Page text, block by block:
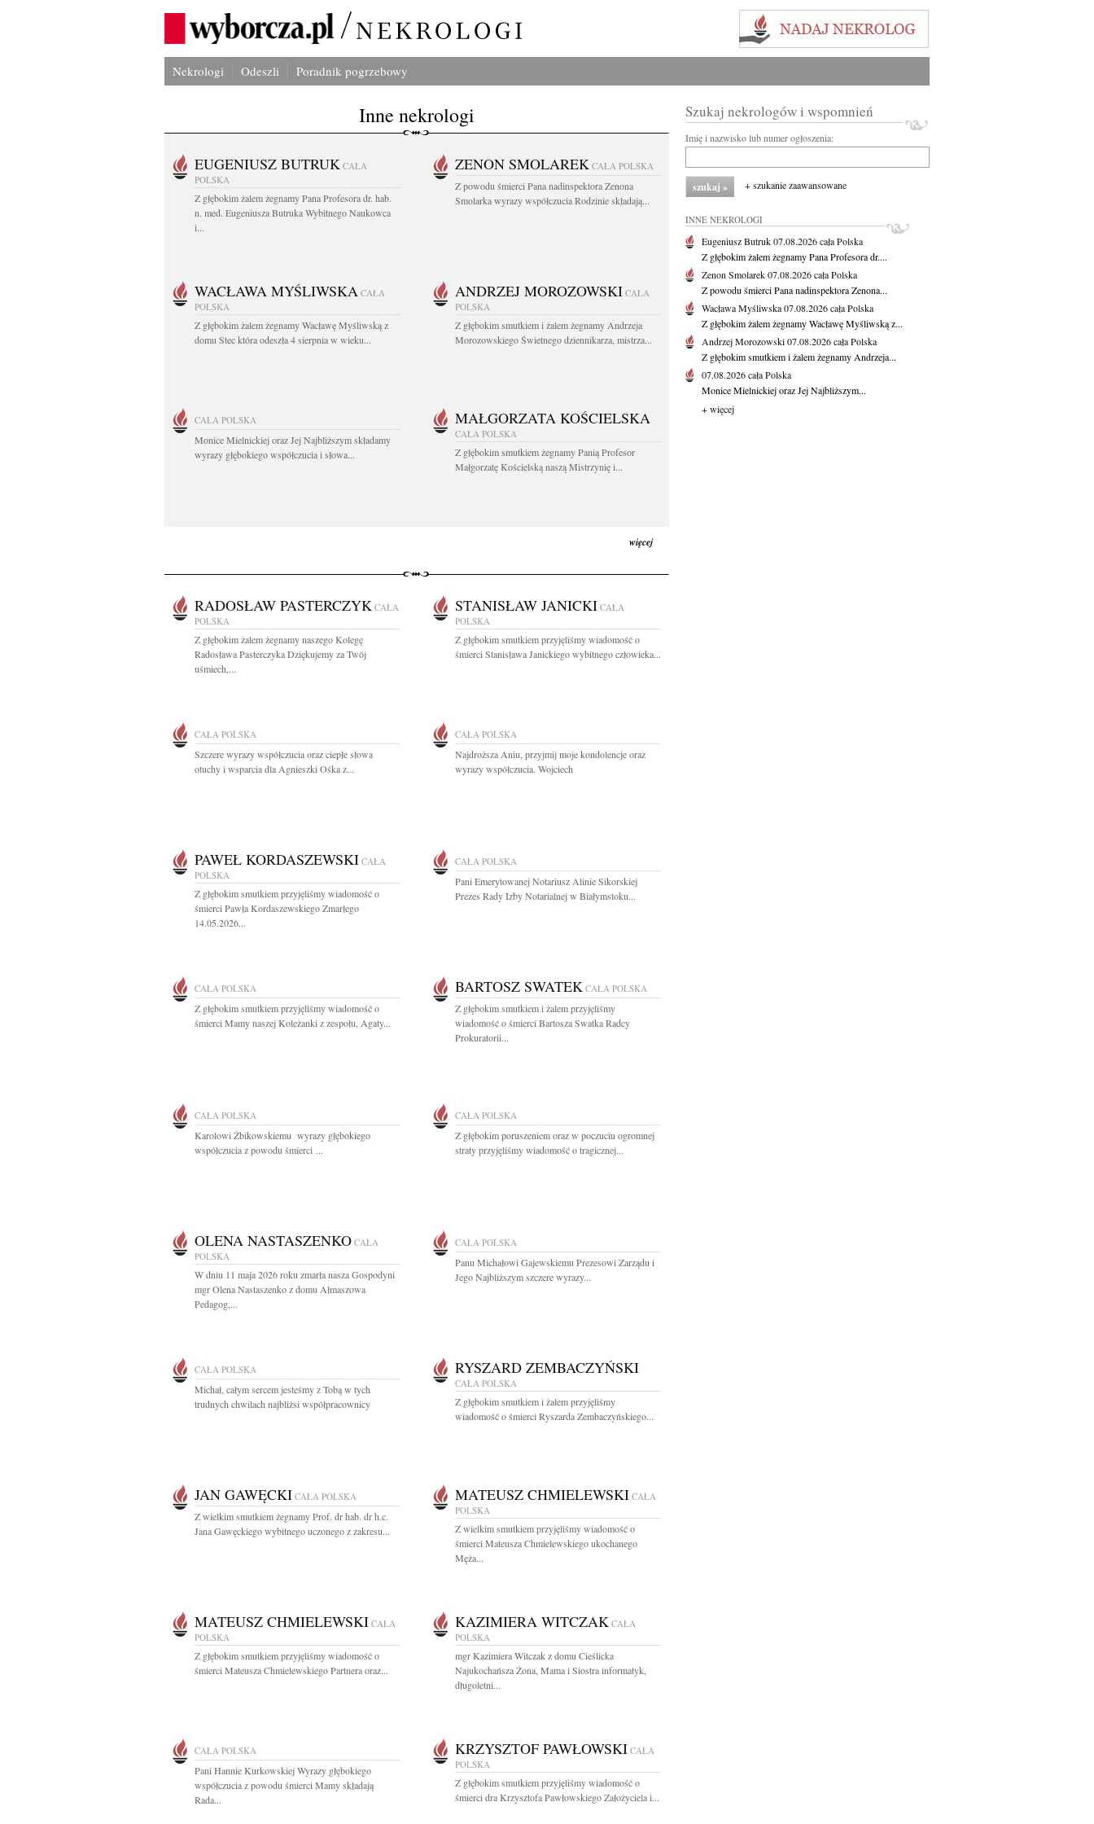
Nekrologi Odeszli Poradnik pogrzebowy
Inne nekrologi
EUGENIUSZ BUTRUK CAŁA
POLSKA
Z głębokim żalem żegnamy Pana Profesora dr. hab.
n. med. Eugeniusza Butruka Wybitnego Naukowca
i...
ZENON SMOLAREK CAŁA POLSKA
Z powodu śmierci Pana nadinspektora Zenona
Smolarka wyrazy współczucia Rodzinie składają...
WACŁAWA MYŚLIWSKA CAŁA
POLSKA
Z głębokim żalem żegnamy Wacławę Myśliwską z
domu Stec która odeszła 4 sierpnia w wieku...
ANDRZEJ MOROZOWSKI CAŁA
POLSKA
Z głębokim smutkiem i żalem żegnamy Andrzeja
Morozowskiego Świetnego dziennikarza, mistrza...
CAŁA POLSKA
Monice Mielnickiej oraz Jej Najbliższym składamy
wyrazy głębokiego współczucia i słowa...
MAŁGORZATA KOŚCIELSKA
CAŁA POLSKA
Z głębokim smutkiem żegnamy Panią Profesor
Małgorzatę Kościelską naszą Mistrzynię i...
więcej
RADOSŁAW PASTERCZYK CAŁA
POLSKA
Z głębokim żalem żegnamy naszego Kolegę
Radosława Pasterczyka Dziękujemy za Twój
uśmiech,...
STANISŁAW JANICKI CAŁA
POLSKA
Z głębokim smutkiem przyjęliśmy wiadomość o
śmierci Stanisława Janickiego wybitnego człowieka...
CAŁA POLSKA
Szczere wyrazy współczucia oraz ciepłe słowa
otuchy i wsparcia dla Agnieszki Ośka z...
CAŁA POLSKA
Najdroższa Aniu, przyjmij moje kondolencje oraz
wyrazy współczucia. Wojciech
PAWEŁ KORDASZEWSKI CAŁA
POLSKA
Z głębokim smutkiem przyjęliśmy wiadomość o
śmierci Pawła Kordaszewskiego Zmarłego
14.05.2026...
CAŁA POLSKA
Pani Emerytowanej Notariusz Alinie Sikorskiej
Prezes Rady Izby Notarialnej w Białymstoku...
CAŁA POLSKA
Z głębokim smutkiem przyjęliśmy wiadomość o
śmierci Mamy naszej Koleżanki z zespołu, Agaty...
BARTOSZ SWATEK CAŁA POLSKA
Z głębokim smutkiem i żalem przyjęliśmy
wiadomość o śmierci Bartosza Swatka Radcy
Prokuratorii...
CAŁA POLSKA
Karolowi Żbikowskiemu wyrazy głębokiego
współczucia z powodu śmierci ...
CAŁA POLSKA
Z głębokim poruszeniem oraz w poczuciu ogromnej
straty przyjęliśmy wiadomość o tragicznej...
OLENA NASTASZENKO CAŁA
POLSKA
W dniu 11 maja 2026 roku zmarła nasza Gospodyni
mgr Olena Nastaszenko z domu Ałmaszowa
Pedagog,...
CAŁA POLSKA
Panu Michałowi Gajewskiemu Prezesowi Zarządu i
Jego Najbliższym szczere wyrazy...
CAŁA POLSKA
Michał, całym sercem jesteśmy z Tobą w tych
trudnych chwilach najbliżsi współpracownicy
RYSZARD ZEMBACZYŃSKI
CAŁA POLSKA
Z głębokim smutkiem i żalem przyjęliśmy
wiadomość o śmierci Ryszarda Zembaczyńskiego...
JAN GAWĘCKI CAŁA POLSKA
Z wielkim smutkiem żegnamy Prof. dr hab. dr h.c.
Jana Gawęckiego wybitnego uczonego z zakresu...
MATEUSZ CHMIELEWSKI CAŁA
POLSKA
Z wielkim smutkiem przyjęliśmy wiadomość o
śmierci Mateusza Chmielewskiego ukochanego
Męża...
MATEUSZ CHMIELEWSKI CAŁA
POLSKA
Z głębokim smutkiem przyjęliśmy wiadomość o
śmierci Mateusza Chmielewskiego Partnera oraz...
KAZIMIERA WITCZAK CAŁA
POLSKA
mgr Kazimiera Witczak z domu Cieślicka
Najukochańsza Żona, Mama i Siostra informatyk,
długoletni...
CAŁA POLSKA
Pani Hannie Kurkowskiej Wyrazy głębokiego
współczucia z powodu śmierci Mamy składają
Rada...
KRZYSZTOF PAWŁOWSKI CAŁA
POLSKA
Z głębokim smutkiem przyjęliśmy wiadomość o
śmierci dra Krzysztofa Pawłowskiego Założyciela i...
Szukaj nekrologów i wspomnień
Imię i nazwisko lub numer ogłoszenia:
+ szukanie zaawansowane
INNE NEKROLOGI
Eugeniusz Butruk07.08.2026cała Polska
Z głębokim żalem żegnamy Pana Profesora dr....
Zenon Smolarek07.08.2026cała Polska
Z powodu śmierci Pana nadinspektora Zenona...
Wacława Myśliwska07.08.2026cała Polska
Z głębokim żalem żegnamy Wacławę Myśliwską z...
Andrzej Morozowski07.08.2026cała Polska
Z głębokim smutkiem i żalem żegnamy Andrzeja...
07.08.2026cała Polska
Monice Mielnickiej oraz Jej Najbliższym...
+ więcej